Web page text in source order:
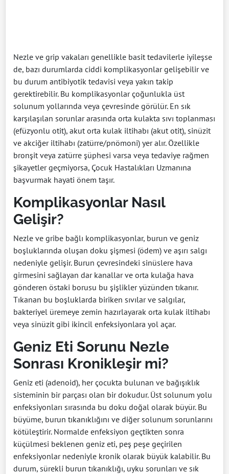
Nezle ve grip vakaları genellikle basit tedavilerle iyileşse
de, bazı durumlarda ciddi komplikasyonlar gelişebilir ve
bu durum antibiyotik tedavisi veya yakın takip
gerektirebilir. Bu komplikasyonlar çoğunlukla üst
solunum yollarında veya çevresinde görülür. En sık
karşılaşılan sorunlar arasında orta kulakta sıvı toplanması
(efüzyonlu otit), akut orta kulak iltihabı (akut otit), sinüzit
ve akciğer iltihabı (zatürre/pnömoni) yer alır. Özellikle
bronşit veya zatürre şüphesi varsa veya tedaviye rağmen
şikayetler geçmiyorsa, Çocuk Hastalıkları Uzmanına
başvurmak hayati önem taşır.
Komplikasyonlar Nasıl
Gelişir?
Nezle ve gribe bağlı komplikasyonlar, burun ve geniz
boşluklarında oluşan doku şişmesi (ödem) ve aşırı salgı
nedeniyle gelişir. Burun çevresindeki sinüslere hava
girmesini sağlayan dar kanallar ve orta kulağa hava
gönderen östaki borusu bu şişlikler yüzünden tıkanır.
Tıkanan bu boşluklarda biriken sıvılar ve salgılar,
bakteriyel üremeye zemin hazırlayarak orta kulak iltihabı
veya sinüzit gibi ikincil enfeksiyonlara yol açar.
Geniz Eti Sorunu Nezle
Sonrası Kronikleşir mi?
Geniz eti (adenoid), her çocukta bulunan ve bağışıklık
sisteminin bir parçası olan bir dokudur. Üst solunum yolu
enfeksiyonları sırasında bu doku doğal olarak büyür. Bu
büyüme, burun tıkanıklığını ve diğer solunum sorunlarını
kötüleştirir. Normalde enfeksiyon geçtikten sonra
küçülmesi beklenen geniz eti, peş peşe geçirilen
enfeksiyonlar nedeniyle kronik olarak büyük kalabilir. Bu
durum, sürekli burun tıkanıklığı, uyku sorunları ve sık